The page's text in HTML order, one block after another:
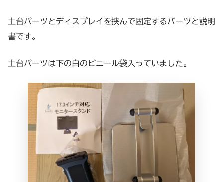
土台パーツとディスプレイを挟んで固定するパーツと説明
書です。
土台パーツは下の白のビニール袋入っていました。